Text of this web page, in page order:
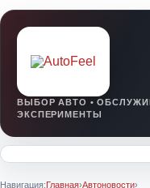
Навигация:Главная›Автоновости›